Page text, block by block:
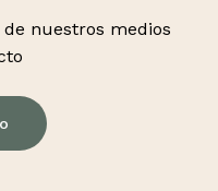
nuestros medios